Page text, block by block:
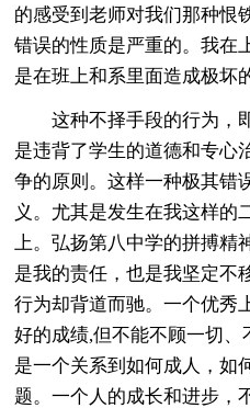
的感受到老师对我们那种恨
错误的性质是严重的。我在
是在班上和系里面造成极坏
这种不择手段的行为，
是违背了学生的道德和专心
争的原则。这样一种极其错
义。尤其是发生在我这样的
上。弘扬第八中学的拼搏
是我的责任，也是我坚定不
行为却背道而驰。一个优秀
好的成绩,但不能不顾一切
是一个关系到如何成人，如
题。一个人的成长和进步，